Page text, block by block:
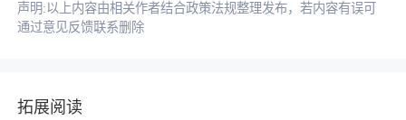
声明:以上内容由相关作者结合政策法规整理发布，若内容有误可
通过意见反馈联系删除
拓展阅读